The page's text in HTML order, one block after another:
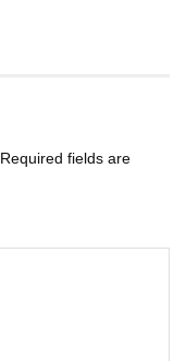
Required fields are